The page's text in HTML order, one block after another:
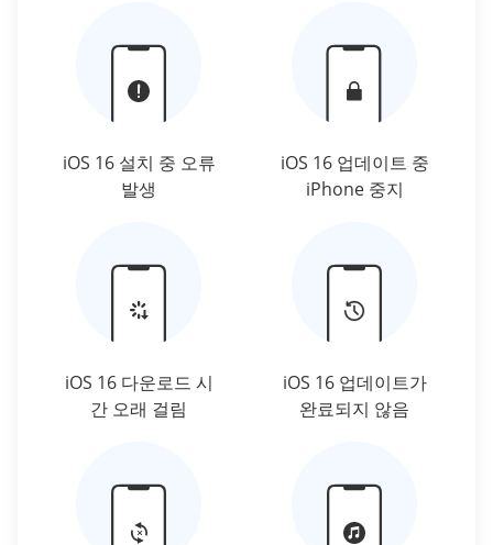
iOS 16 설치 중 오류
발생
iOS 16 업데이트 중
iPhone 중지
iOS 16 다운로드 시
간 오래 걸림
iOS 16 업데이트가
완료되지 않음